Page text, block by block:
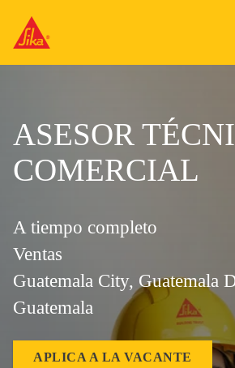
ASESOR
COMERCIAL
A tiempo completo
Ventas
Guatemala City, Guatemala
Guatemala
APLICA A LA VACANTE